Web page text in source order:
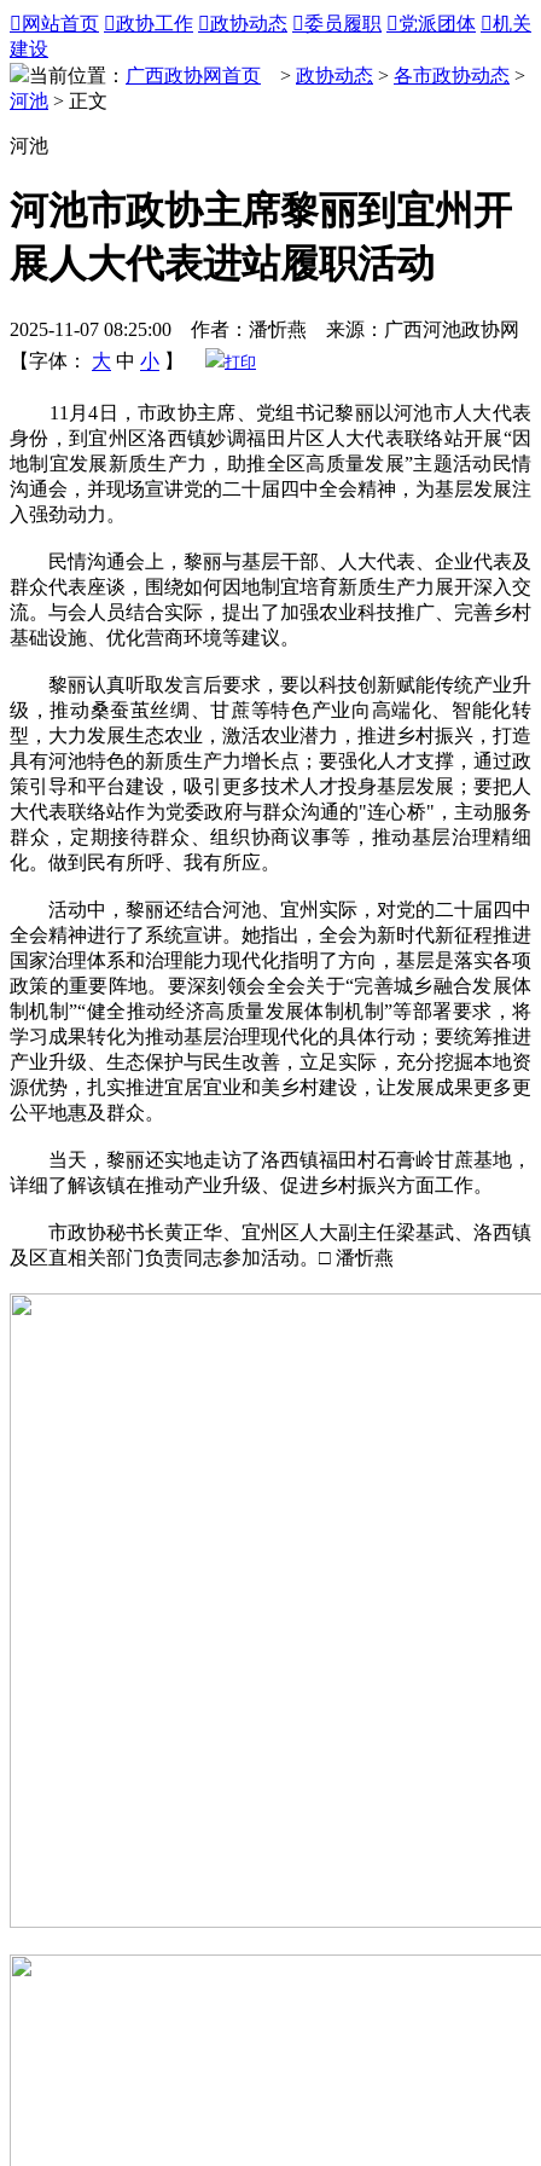
 网站首页 政协工作 政协动态 委员履职 党派团体 机关
建设
当前位置： 广西政协网首页 > 政协动态 > 各市政协动态 >
河池 > 正文
河池
河池市政协主席黎丽到宜州开
展人大代表进站履职活动
2025-11-07 08:25:00 作者：潘忻燕 来源：广西河池政协网
【字体：
大 中 小 】 打印
11月4日，市政协主席、党组书记黎丽以河池市人大代表
身份，到宜州区洛西镇妙调福田片区人大代表联络站开展“因
地制宜发展新质生产力，助推全区高质量发展”主题活动民情
沟通会，并现场宣讲党的二十届四中全会精神，为基层发展注
入强劲动力。
民情沟通会上，黎丽与基层干部、人大代表、企业代表及
群众代表座谈，围绕如何因地制宜培育新质生产力展开深入交
流。与会人员结合实际，提出了加强农业科技推广、完善乡村
基础设施、优化营商环境等建议。
黎丽认真听取发言后要求，要以科技创新赋能传统产业升
级，推动桑蚕茧丝绸、甘蔗等特色产业向高端化、智能化转
型，大力发展生态农业，激活农业潜力，推进乡村振兴，打造
具有河池特色的新质生产力增长点；要强化人才支撑，通过政
策引导和平台建设，吸引更多技术人才投身基层发展；要把人
大代表联络站作为党委政府与群众沟通的"连心桥"，主动服务
群众，定期接待群众、组织协商议事等，推动基层治理精细
化。做到民有所呼、我有所应。
活动中，黎丽还结合河池、宜州实际，对党的二十届四中
全会精神进行了系统宣讲。她指出，全会为新时代新征程推进
国家治理体系和治理能力现代化指明了方向，基层是落实各项
政策的重要阵地。要深刻领会全会关于“完善城乡融合发展体
制机制”“健全推动经济高质量发展体制机制”等部署要求，将
学习成果转化为推动基层治理现代化的具体行动；要统筹推进
产业升级、生态保护与民生改善，立足实际，充分挖掘本地资
源优势，扎实推进宜居宜业和美乡村建设，让发展成果更多更
公平地惠及群众。
当天，黎丽还实地走访了洛西镇福田村石膏岭甘蔗基地，
详细了解该镇在推动产业升级、促进乡村振兴方面工作。
市政协秘书长黄正华、宜州区人大副主任梁基武、洛西镇
及区直相关部门负责同志参加活动。□ 潘忻燕